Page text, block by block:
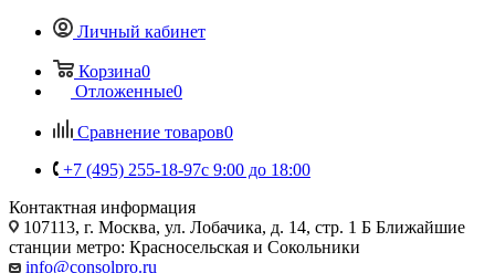
Личный кабинет
Корзина0
Отложенные0
Сравнение товаров0
+7 (495) 255-18-97с 9:00 до 18:00
Контактная информация
107113, г. Москва, ул. Лобачика, д. 14, стр. 1 Б Ближайшие
станции метро: Красносельская и Сокольники
info@consolpro.ru